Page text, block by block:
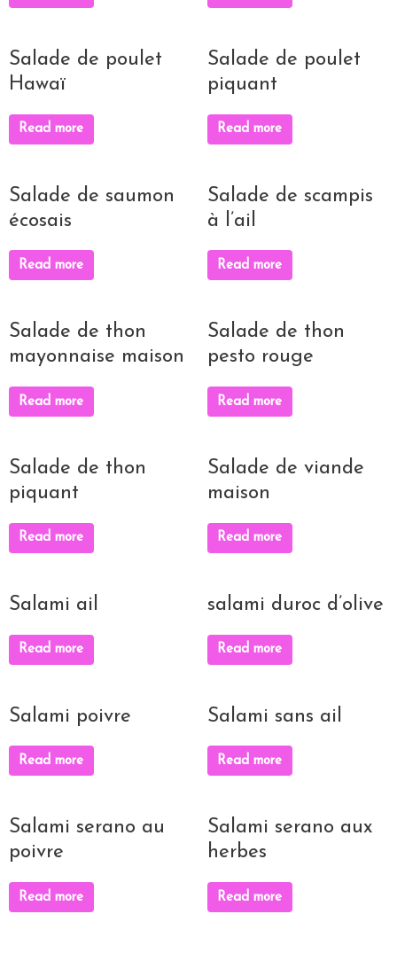
Salade de poulet
Hawaï
Read more
Salade de poulet
piquant
Read more
Salade de saumon
écosais
Read more
Salade de scampis
à l’ail
Read more
Salade de thon
mayonnaise maison
Read more
Salade de thon
pesto rouge
Read more
Salade de thon
piquant
Read more
Salade de viande
maison
Read more
Salami ail
Read more
salami duroc d’olive
Read more
Salami poivre
Read more
Salami sans ail
Read more
Salami serano au
poivre
Read more
Salami serano aux
herbes
Read more